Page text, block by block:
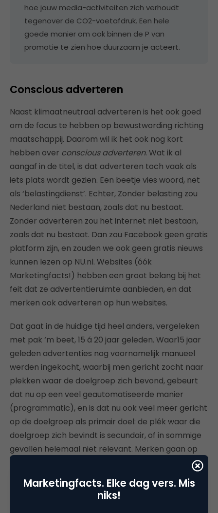
hoe jouw media-activiteiten zich verhoudt
tegenover de CO2-voetafdruk. Een hele
goede manier om ook binnen de P van
promotie te zien hoe duurzaam je acteert.
Conscious adverteren
Naast klimaatneutraal adverteren is het ook goed
om de focus te hebben op bewustwording richting
maatschappij. Daarom wil ik het ook nog kort
hebben over conscious adverteren. Wat ik al
aangaf in de titel, is dat adverteren toch vaak als
iets plats wordt gezien. Een beetje vies woord, net
als ‘belastingdienst’. Echter, Zonder belasting zou
Nederland niet bestaan, zoals dat nu bestaat.
Zonder adverteren zou het internet niet bestaan,
zoals dat nu bestaat. Dan zou Facebook geen gratis
platform zijn, en zouden we ook geen gratis nieuws
kunnen lezen op NU.nl. Websites (óók
Marketingfacts!) hebben een groot belang bij het
feit dat ze advertentieruimte aanbieden, en dat
merken ook adverteren op hun websites.
Dat gaat in de huidige tijd heel anders, vergeleken
met pak ‘m beet, 15 á 20 jaar geleden. Waar15 jaar
geleden advertenties nog voornamelijk manueel
werden ingekocht, waarbij men gericht zocht naar
plekken waar de doelgroep zich bevond, gebeurt
dat nu op een veel geautomatiseerde manier
(programmatic), en is dat nu ook veel meer gericht
op de doelgroep als primair doel: de plék waar die
doelgroep zich bevindt is secundair, of in sommige
gevallen helemaal niet relevant. Merken gaan op
grootst is dat ze hun product of service willen
afnemen, en waar ze deze kunnen bereiken via
Marketingfacts. Elke dag vers. Mis
niks!